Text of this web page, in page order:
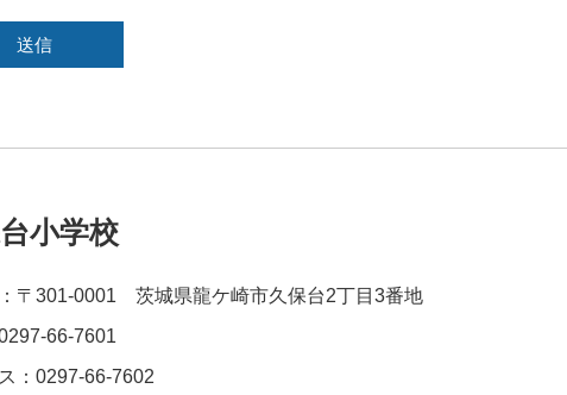
小学校
〒301-0001 茨城県龍ケ崎市久保台2丁目3番地
66-7601
：0297-66-7602